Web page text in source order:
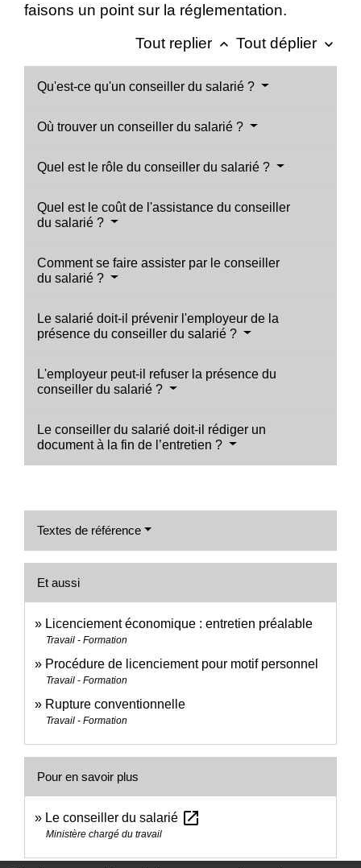
faisons un point sur la réglementation.
Tout replier keyboard_arrow_up Tout déplier keyboard_arrow_down
Qu'est-ce qu'un conseiller du salarié ?
Où trouver un conseiller du salarié ?
Quel est le rôle du conseiller du salarié ?
Quel est le coût de l'assistance du conseiller
du salarié ?
Comment se faire assister par le conseiller
du salarié ?
Le salarié doit-il prévenir l'employeur de la
présence du conseiller du salarié ?
L'employeur peut-il refuser la présence du
conseiller du salarié ?
Le conseiller du salarié doit-il rédiger un
document à la fin de l’entretien ?
Textes de référence
Et aussi
Licenciement économique : entretien préalable
Travail - Formation
Procédure de licenciement pour motif personnel
Travail - Formation
Rupture conventionnelle
Travail - Formation
Pour en savoir plus
Le conseiller du salarié open_in_new
Ministère chargé du travail